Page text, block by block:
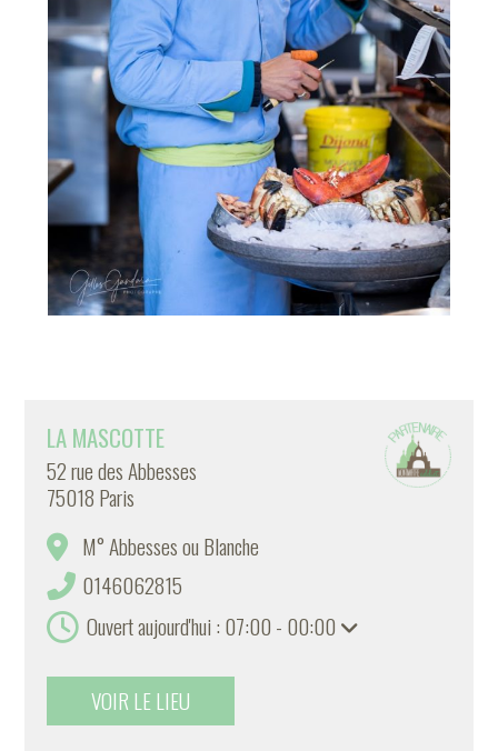
LA MASCOTTE
52 rue des Abbesses
75018 Paris
M° Abbesses ou Blanche
0146062815
Ouvert aujourd'hui : 07:00 - 00:00
VOIR LE LIEU